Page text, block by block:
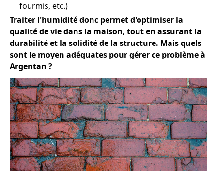
fourmis, etc.)
Traiter l'humidité donc permet d'optimiser la
qualité de vie dans la maison, tout en assurant la
durabilité et la solidité de la structure. Mais quels
sont le moyen adéquates pour gérer ce problème à
Argentan ?